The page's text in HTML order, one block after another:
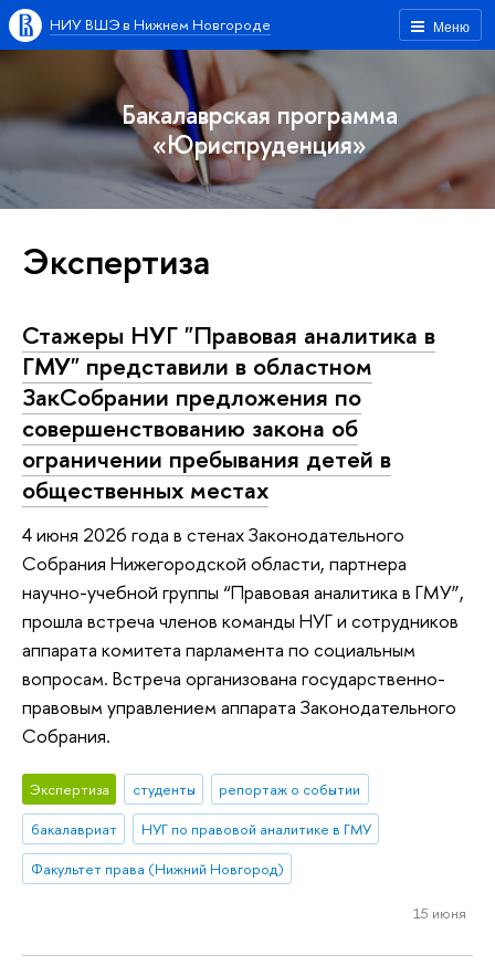
Меню
НИУ ВШЭ в Нижнем Новгороде
Бакалаврская программа
«Юриспруденция»
Экспертиза
Стажеры НУГ "Правовая аналитика в
ГМУ" представили в областном
ЗакСобрании предложения по
совершенствованию закона об
ограничении пребывания детей в
общественных местах
4 июня 2026 года в стенах Законодательного
Собрания Нижегородской области, партнера
научно-учебной группы “Правовая аналитика в ГМУ”,
прошла встреча членов команды НУГ и сотрудников
аппарата комитета парламента по социальным
вопросам. Встреча организована государственно-
правовым управлением аппарата Законодательного
Собрания.
Экспертиза студенты
репортаж о событии
бакалавриат
НУГ по правовой аналитике в ГМУ
Факультет права (Нижний Новгород)
15 июня